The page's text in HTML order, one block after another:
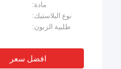
مادة:
نوع البلاستيك:
طلبية الزبون:
افضل سعر